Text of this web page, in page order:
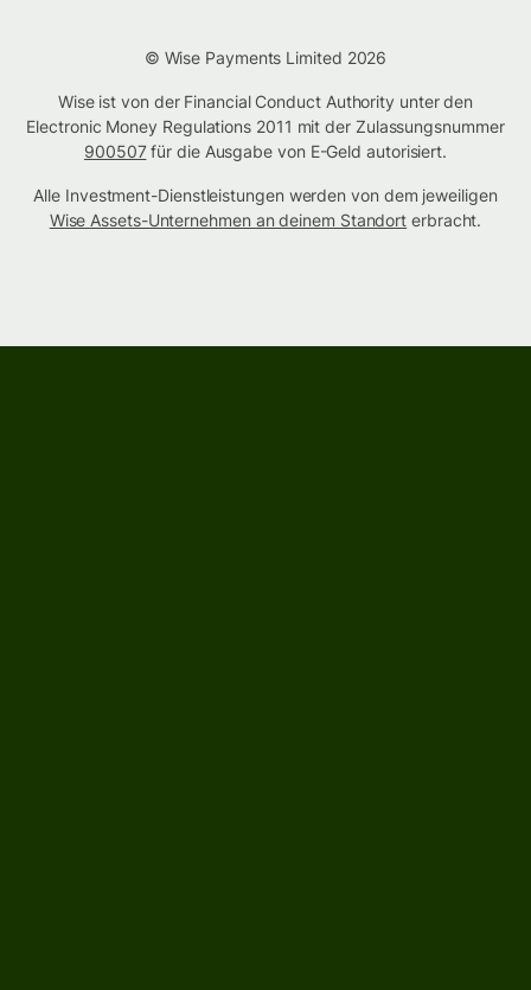
© Wise Payments Limited 2026
Wise ist von der Financial Conduct Authority unter den
Electronic Money Regulations 2011 mit der Zulassungsnummer
900507für die Ausgabe von E-Geld autorisiert.
Alle Investment-Dienstleistungen werden von dem jeweiligen
Wise Assets-Unternehmen an deinem Standort erbracht.